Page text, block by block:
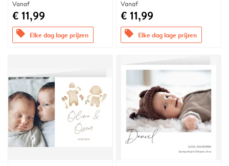
Vanaf
€ 11,99
offers Elke dag lage prijzen
Vanaf
€ 11,99
offers Elke dag lage prijzen